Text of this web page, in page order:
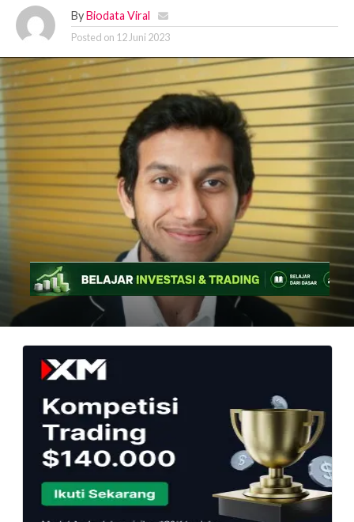
By Biodata Viral
Posted on 12 Juni 2023